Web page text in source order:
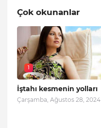
Çok okunanlar
1
İştahı kesmenin yolları
Çarşamba, Ağustos 28, 2024